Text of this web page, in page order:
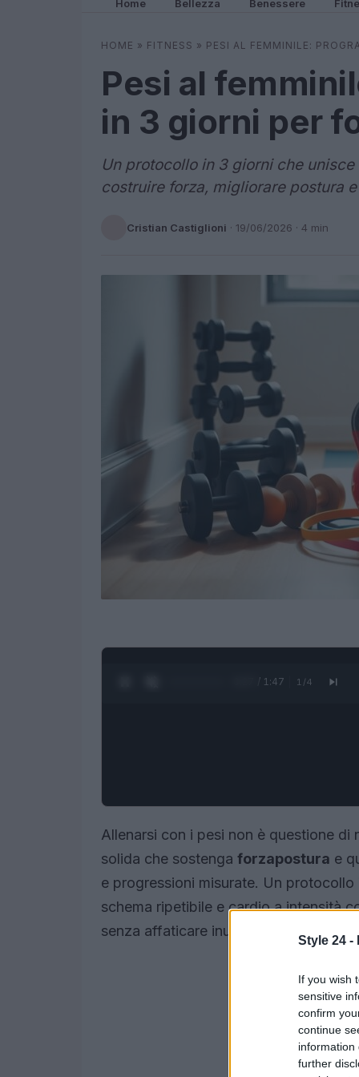
Style 24 -
If you wish
sensitive
confirm
continue
information
further
Home Bellezza Benessere
HOME » FITNESS » PESI AL FEMMINILE:
Pesi al
in 3 giorni per
Un protocollo in 3 giorni che
costruire forza, migliorare postura
Cristian Castiglioni · 19/06/2026 · 4 min
0:28 / 1:47 1 /4
Allenarsi con i pesi non è questione di
solida che sostenga forzapostura e
e progressioni misurate. Un
schema ripetibile e cardio a intensità
senza affaticare inutilmente